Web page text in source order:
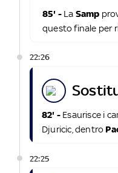
85' - La Samp
questo finale per
22:26
82' - Esaurisce i
Djuricic, dentro
22:25